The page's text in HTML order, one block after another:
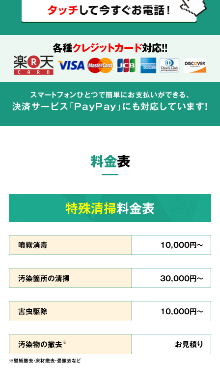
使用する
薬剤も
が広がらないよう配慮して体液や汚物の汚れを
ご依頼者様の気持ちに
対応
真心を
込めて対応
私たちは、
ご依頼者様のお気持ちに寄り添い、
いで誠心誠意を尽くして作業させていただきま
す。
各種クレジットカード対応!!
スマートフォンひとつで簡単にお支払いができる、
決済サービス「PayPay」にも対応しています!
料金表
特殊清掃料金表
噴霧消毒 10,000円～
汚染箇所の清掃 30,000円～
害虫駆除 10,000円～
汚染物の撤去※ お見積り
※壁紙撤去・床材撤去・畳撤去など